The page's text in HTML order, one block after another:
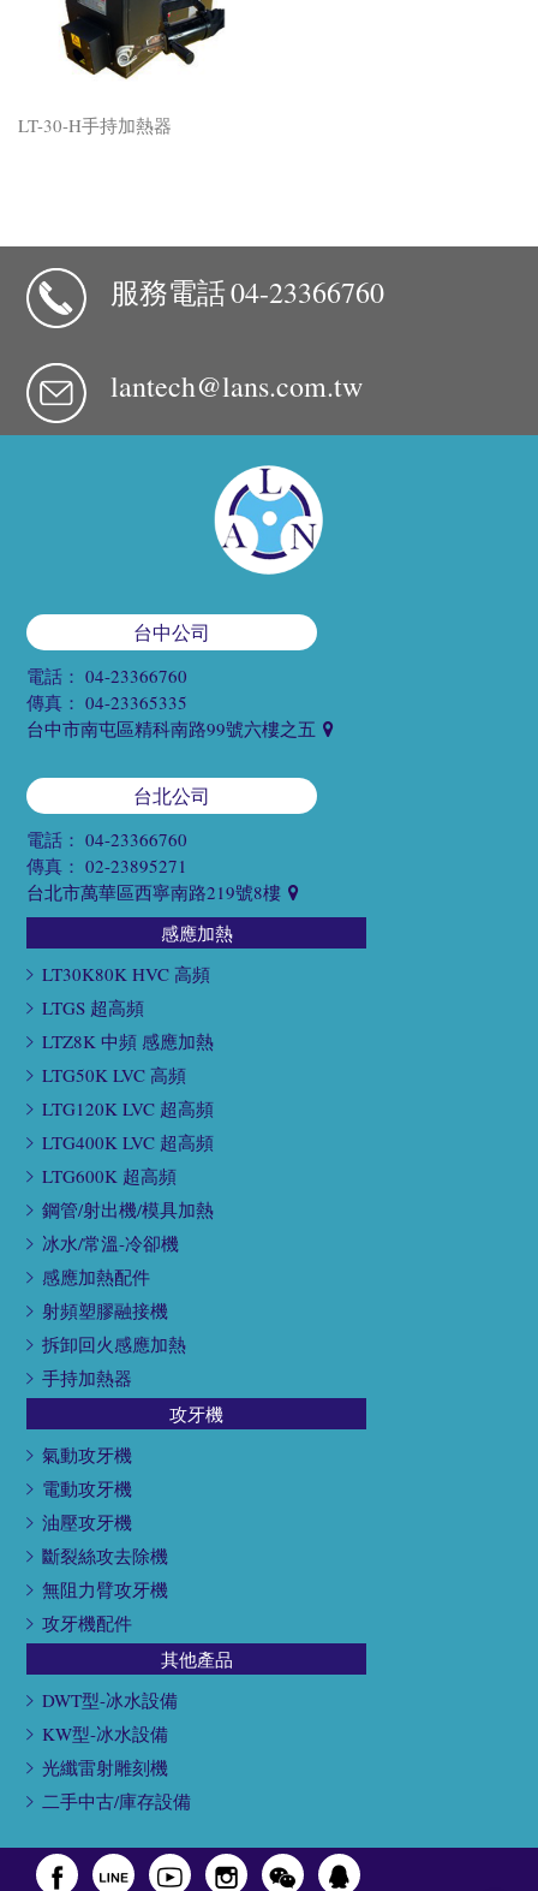
LT-30-H手持加熱器
服務電話04-23366760
lantech@lans.com.tw
台中公司
電話：04-23366760
傳真：04-23365335
台中市南屯區精科南路99號六樓之五
台北公司
電話：04-23366760
傳真：02-23895271
台北市萬華區西寧南路219號8樓
感應加熱
LT30K80K HVC 高頻
LTGS 超高頻
LTZ8K 中頻 感應加熱
LTG50K LVC 高頻
LTG120K LVC 超高頻
LTG400K LVC 超高頻
LTG600K 超高頻
鋼管/射出機/模具加熱
冰水/常溫-冷卻機
感應加熱配件
射頻塑膠融接機
拆卸回火感應加熱
手持加熱器
攻牙機
氣動攻牙機
電動攻牙機
油壓攻牙機
斷裂絲攻去除機
無阻力臂攻牙機
攻牙機配件
其他產品
DWT型-冰水設備
KW型-冰水設備
光纖雷射雕刻機
二手中古/庫存設備